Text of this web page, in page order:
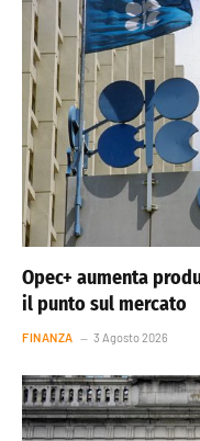
Opec+ aumenta
il punto sul mercato
FINANZA 3 Agosto 2026